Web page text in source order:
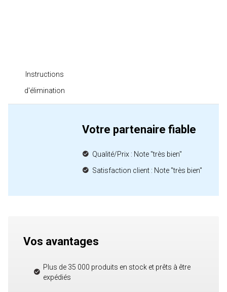
Instructions
d'élimination
Votre partenaire fiable
Qualité/Prix : Note "très bien"
Satisfaction client : Note "très bien"
Vos avantages
Plus de 35 000 produits en stock et prêts à être
expédiés